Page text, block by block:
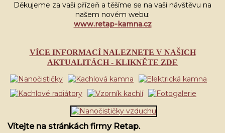
Děkujeme za vaši přízeň a těšíme se na vaši návštěvu na
našem novém webu:
www.retap-kamna.cz
VÍCE INFORMACÍ NALEZNETE V NAŠICH
AKTUALITÁCH - KLIKNĚTE ZDE
Vítejte na stránkách firmy Retap.